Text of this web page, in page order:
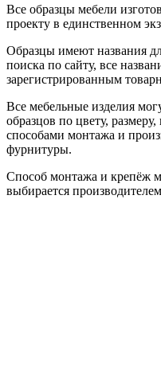
Все образцы мебели
проекту в единственном
Образцы имеют названия
поиска по сайту, все
зарегистрированным
Все мебельные изделия
образцов по цвету,
способами монтажа и
фурнитуры.
Способ монтажа и крепёж
выбирается